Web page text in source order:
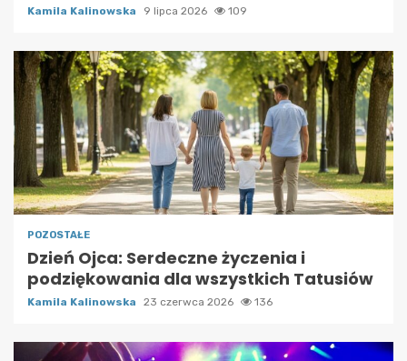
Kamila Kalinowska 9 lipca 2026 109
POZOSTAŁE
Dzień Ojca: Serdeczne życzenia i
podziękowania dla wszystkich Tatusiów
Kamila Kalinowska 23 czerwca 2026 136